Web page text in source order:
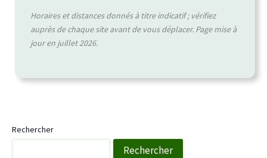
Horaires et distances donnés à titre indicatif ; vérifiez
auprès de chaque site avant de vous déplacer. Page mise à
jour en juillet 2026.
Rechercher
Rechercher